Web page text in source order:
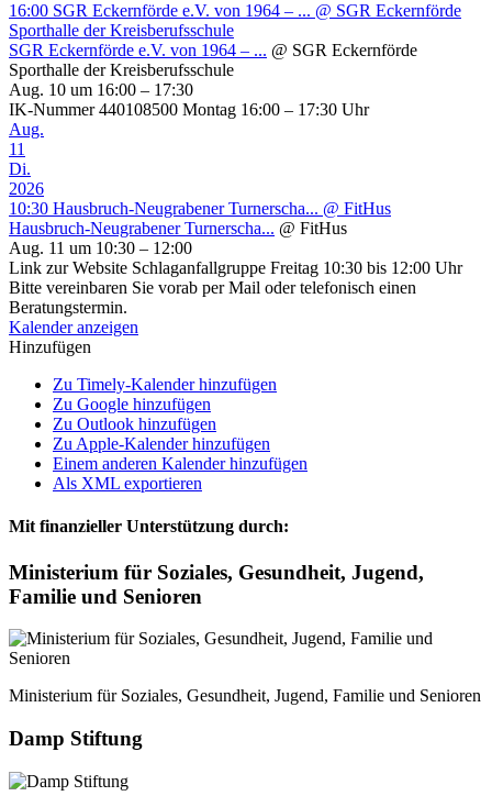
16:00 SGR Eckernförde e.V. von 1964 – ... @ SGR Eckernförde
Sporthalle der Kreisberufsschule
SGR Eckernförde e.V. von 1964 – ... @ SGR Eckernförde
Sporthalle der Kreisberufsschule
Aug. 10 um 16:00 – 17:30
IK-Nummer 440108500 Montag 16:00 – 17:30 Uhr
Aug.
11
Di.
2026
10:30 Hausbruch-Neugrabener Turnerscha... @ FitHus
Hausbruch-Neugrabener Turnerscha... @ FitHus
Aug. 11 um 10:30 – 12:00
Link zur Website Schlaganfallgruppe Freitag 10:30 bis 12:00 Uhr
Bitte vereinbaren Sie vorab per Mail oder telefonisch einen
Beratungstermin.
Kalender anzeigen
Hinzufügen
Zu Timely-Kalender hinzufügen
Zu Google hinzufügen
Zu Outlook hinzufügen
Zu Apple-Kalender hinzufügen
Einem anderen Kalender hinzufügen
Als XML exportieren
Mit finanzieller Unterstützung durch:
Ministerium für Soziales, Gesundheit, Jugend,
Familie und Senioren
Ministerium für Soziales, Gesundheit, Jugend, Familie und Senioren
Damp Stiftung